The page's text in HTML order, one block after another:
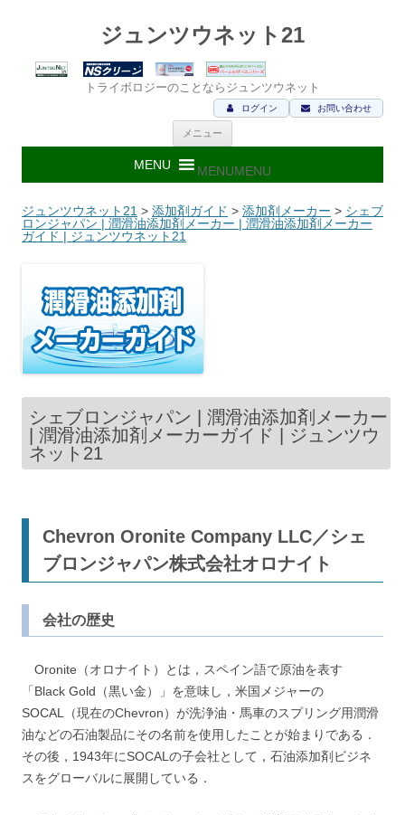
ジュンツウネット21
トライボロジーのことならジュンツウネット
お問い合わせ
ログイン
メニュー
ン
ツ
ス
キ
ッ
MENUMENU
ジュンツウネット21 > 添加剤ガイド > 添加剤メーカー > シェブ
ロンジャパン | 潤滑油添加剤メーカー | 潤滑油添加剤メーカー
ガイド | ジュンツウネット21
シェブロンジャパン | 潤滑油添加剤メーカー
| 潤滑油添加剤メーカーガイド | ジュンツウ
ネット21
Chevron Oronite Company LLC／シェ
ブロンジャパン株式会社オロナイト
会社の歴史
Oronite（オロナイト）とは，スペイン語で原油を表す
「Black Gold（黒い金）」を意味し，米国メジャーの
SOCAL（現在のChevron）が洗浄油・馬車のスプリング用潤滑
油などの石油製品にその名前を使用したことが始まりである．
その後，1943年にSOCALの子会社として，石油添加剤ビジネ
スをグローバルに展開している．